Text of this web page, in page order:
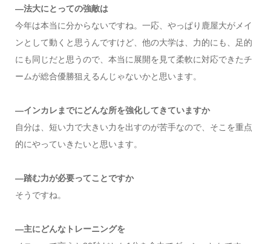
―法大にとっての強敵は
今年は本当に分からないですね。一応、やっぱり鹿屋大がメイ
ンとして動くと思うんですけど、他の大学は、力的にも、足的
にも同じだと思うので、本当に展開を見て柔軟に対応できたチ
ームが総合優勝狙えるんじゃないかと思います。
―インカレまでにどんな所を強化してきていますか
自分は、短い力で大きい力を出すのが苦手なので、そこを重点
的にやっていきたいと思います。
―踏む力が必要ってことですか
そうですね。
―主にどんなトレーニングを